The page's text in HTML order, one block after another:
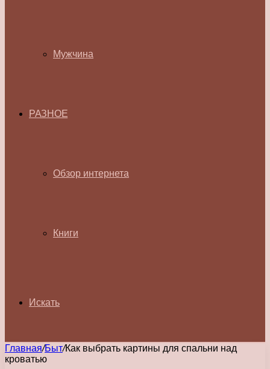
Мужчина
РАЗНОЕ
Обзор интернета
Книги
Искать
Главная/Быт/Как выбрать картины для спальни над
кроватью